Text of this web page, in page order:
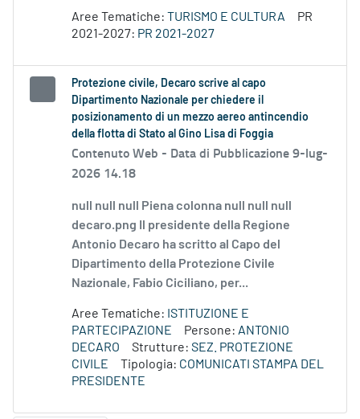
Aree Tematiche: TURISMO E CULTURA
PR
2021-2027: PR 2021-2027
Protezione civile, Decaro scrive al capo
Dipartimento Nazionale per chiedere il
posizionamento di un mezzo aereo antincendio
della flotta di Stato al Gino Lisa di Foggia
Contenuto Web - Data di Pubblicazione 9-lug-
2026 14.18
null null null Piena colonna null null null
decaro.png Il presidente della Regione
Antonio Decaro ha scritto al Capo del
Dipartimento della Protezione Civile
Nazionale, Fabio Ciciliano, per...
Aree Tematiche: ISTITUZIONE E
PARTECIPAZIONE
Persone: ANTONIO
DECARO
Strutture: SEZ. PROTEZIONE
CIVILE
Tipologia: COMUNICATI STAMPA DEL
PRESIDENTE